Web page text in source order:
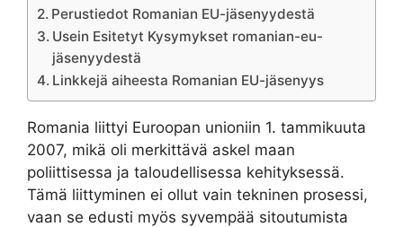
Perustiedot Romanian EU-jäsenyydestä
Usein Esitetyt Kysymykset romanian-eu-
jäsenyydestä
Linkkejä aiheesta Romanian EU-jäsenyys
Romania liittyi Euroopan unioniin 1. tammikuuta
2007, mikä oli merkittävä askel maan
poliittisessa ja taloudellisessa kehityksessä.
Tämä liittyminen ei ollut vain tekninen prosessi,
vaan se edusti myös syvempää sitoutumista